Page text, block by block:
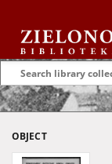
OBJECT